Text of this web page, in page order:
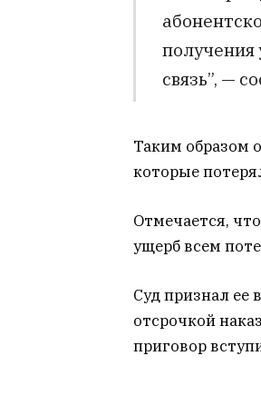
получения
связь”, —
Таким образом
которые
Отмечается,
ущерб всем
Суд признал ее
отсрочкой
приговор